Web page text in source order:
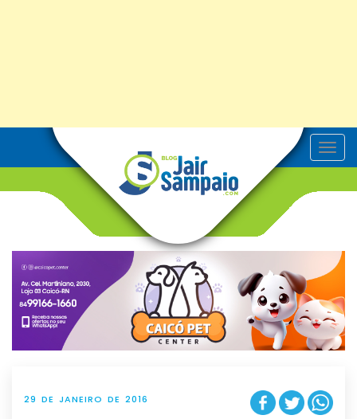
T
o
v
g
t
i
o
n
29 DE JANEIRO DE 2016